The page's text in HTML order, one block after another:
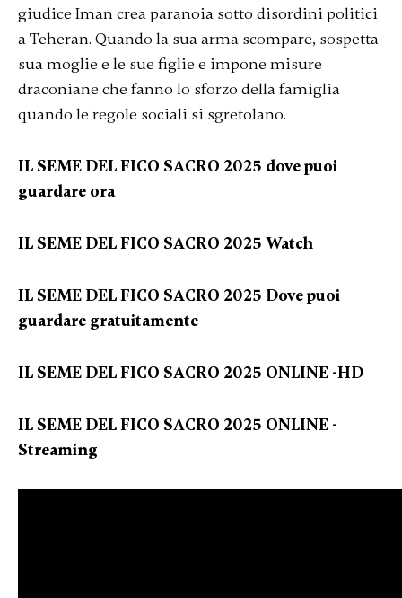
giudice Iman crea paranoia sotto disordini politici
a Teheran. Quando la sua arma scompare, sospetta
sua moglie e le sue figlie e impone misure
draconiane che fanno lo sforzo della famiglia
quando le regole sociali si sgretolano.
IL SEME DEL FICO SACRO 2025 dove puoi
guardare ora
IL SEME DEL FICO SACRO 2025 Watch
IL SEME DEL FICO SACRO 2025 Dove puoi
guardare gratuitamente
IL SEME DEL FICO SACRO 2025 ONLINE -HD
IL SEME DEL FICO SACRO 2025 ONLINE -
Streaming